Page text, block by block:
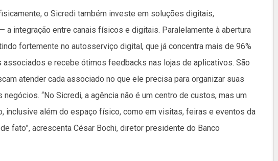
o Sicredi também investe em soluções digitais,
a integração entre canais físicos e digitais. Paralelamente à abertura
fortemente no autosserviço digital, que já concentra mais de 96%
e recebe ótimos feedbacks nas lojas de aplicativos. São
atender cada associado no que ele precisa para organizar suas
“No Sicredi, a agência não é um centro de custos, mas um
inclusive além do espaço físico, como em visitas, feiras e eventos da
fato”, acrescenta César Bochi, diretor presidente do Banco